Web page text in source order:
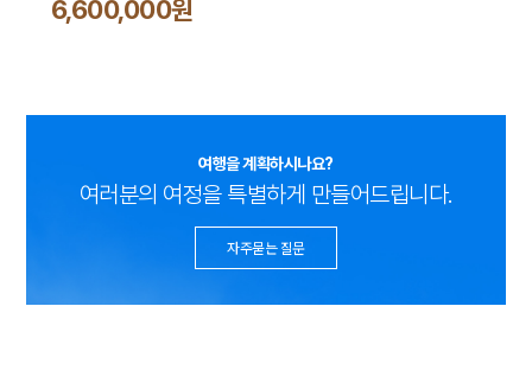
6,600,000원
여행을 계획하시나요?
여러분의 여정을 특별하게 만들어드립니다.
자주묻는 질문